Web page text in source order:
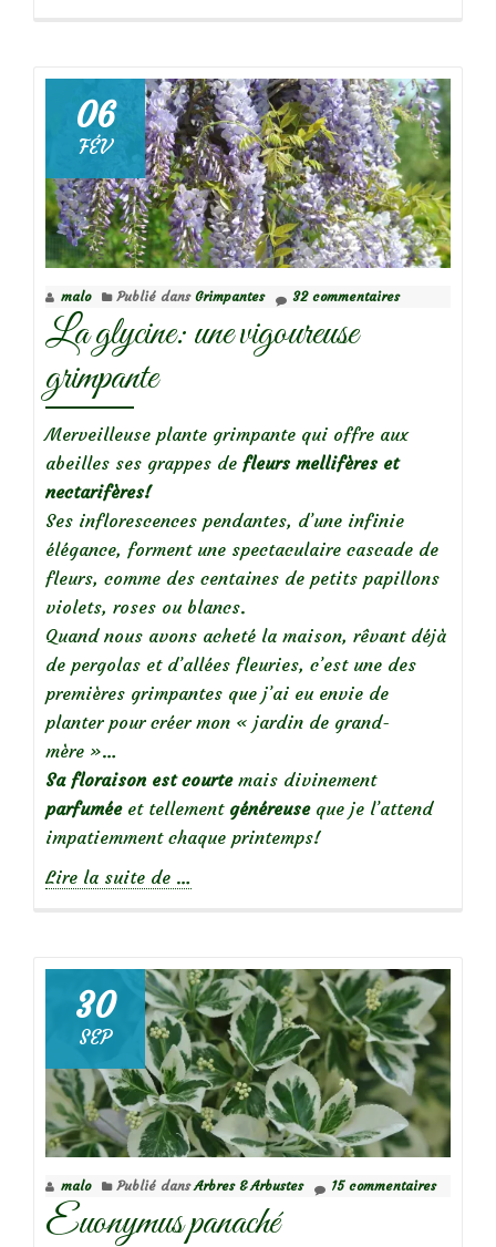
grimpante
parfumée…
06
FÉV
malo Publié dans Grimpantes 32 commentaires
La glycine: une vigoureuse
grimpante
Merveilleuse plante grimpante qui offre aux
abeilles ses grappes de fleurs mellifères et
nectarifères!
Ses inflorescences pendantes, d’une infinie
élégance, forment une spectaculaire cascade de
fleurs, comme des centaines de petits papillons
violets, roses ou blancs.
Quand nous avons acheté la maison, rêvant déjà
de pergolas et d’allées fleuries, c’est une des
premières grimpantes que j’ai eu envie de
planter pour créer mon « jardin de grand-
mère »…
Sa floraison est courtemais divinement
parfuméeet tellement généreuseque je l’attend
impatiemment chaque printemps!
Lire la suite de
une
vigoureuse
grimpante
…
30
SEP
malo Publié dansArbres & Arbustes 15 commentaires
Euonymus panaché